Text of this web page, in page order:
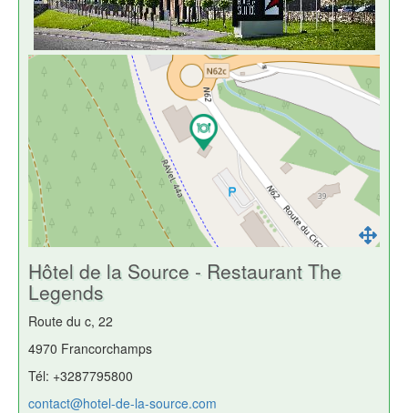
Hôtel de la Source - Restaurant The
Legends
Route du c, 22
4970 Francorchamps
Tél: +3287795800
contact@hotel-de-la-source.com